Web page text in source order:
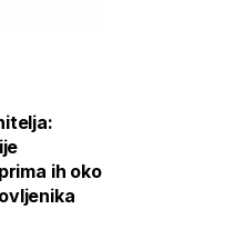
ih oko